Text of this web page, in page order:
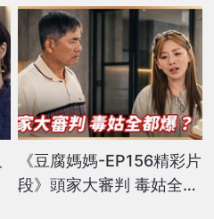
《豆腐媽媽-EP156精彩片
段》頭家大審判 毒姑全都